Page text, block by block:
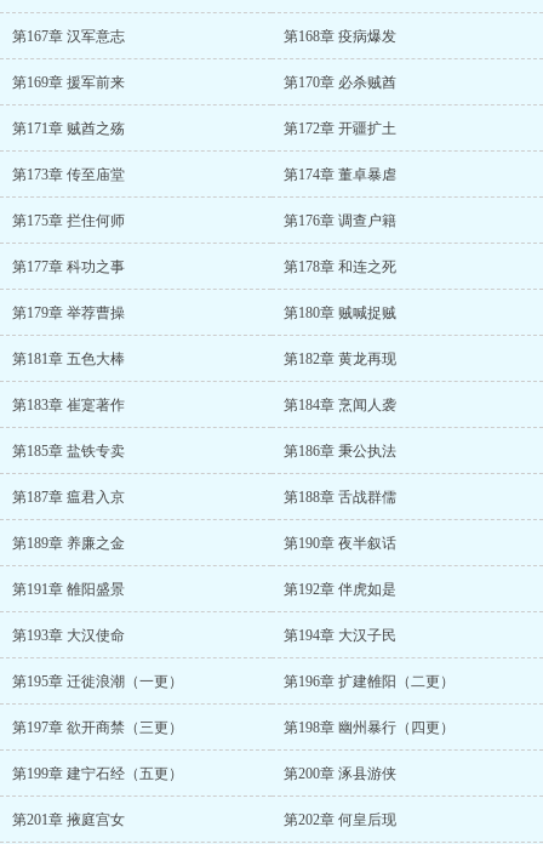
第167章 汉军意志 第168章 疫病爆发
第169章 援军前来 第170章 必杀贼酋
第171章 贼酋之殇 第172章 开疆扩土
第173章 传至庙堂 第174章 董卓暴虐
第175章 拦住何师 第176章 调查户籍
第177章 科功之事 第178章 和连之死
第179章 举荐曹操 第180章 贼喊捉贼
第181章 五色大棒 第182章 黄龙再现
第183章 崔寔著作 第184章 烹闻人袭
第185章 盐铁专卖 第186章 秉公执法
第187章 瘟君入京 第188章 舌战群儒
第189章 养廉之金 第190章 夜半叙话
第191章 雒阳盛景 第192章 伴虎如是
第193章 大汉使命 第194章 大汉子民
第195章 迁徙浪潮（一更） 第196章 扩建雒阳（二更）
第197章 欲开商禁（三更） 第198章 幽州暴行（四更）
第199章 建宁石经（五更） 第200章 涿县游侠
第201章 掖庭宫女 第202章 何皇后现